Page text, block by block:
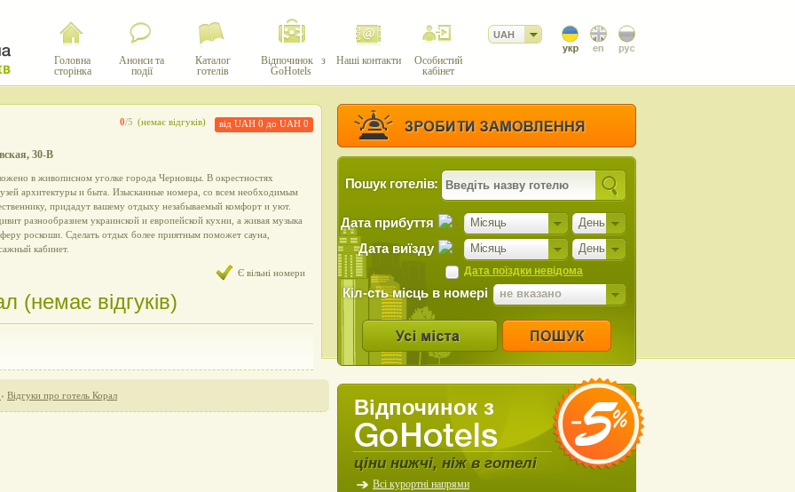
Головна
сторінка
Анонси та
події
Каталог
готелів
Відпочинок з
GoHotels
Наші контакти
Особистий
кабінет
UAH
0/5 (немає відгуків) від UAH 0 до UAH 0
30-В
в живописном уголке города Черновцы. В окрестностях
архитектуры и быта. Изысканные номера, со всем необходимым
придадут вашему отдыху незабываемый комфорт и уют.
разнообразием украинской и европейской кухни, а живая музыка
роскоши. Сделать отдых более приятным поможет сауна,
кабинет.
Є вільні номери
(немає відгуків)
› Відгуки про готель Корал
Пошук готелів:
Місяць День
Дата прибуття
Місяць День
Дата виїзду
Дата поїздки невідома
Кіл-сть місць в номері не вказано
Відпочинок з
ціни нижчі, ніж в готелі
Всі курортні напрями